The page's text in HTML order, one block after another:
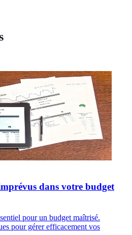
dans votre budget
pour un budget maîtrisé.
pour gérer efficacement vos